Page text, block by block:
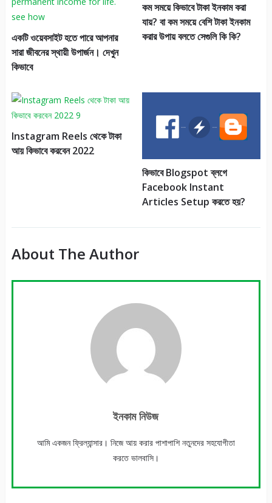
একটি ওয়েবসাইট হতে পারে আপনার
সারা জীবনের স্থায়ী উপার্জন। দেখুন
কিভাবে
কম সময়ে কিভাবে টাকা ইনকাম করা
যায়? বা কম সময়ে বেশি টাকা ইনকাম
করার উপায় বলতে সেগুলি কি কি?
Instagram Reels থেকে টাকা
আয় কিভাবে করবেন 2022
কিভাবে Blogspot ব্লগে
Facebook Instant
Articles Setup করতে হয়?
About The Author
ইনকাম নিউজ
আমি একজন ফ্রিল্যান্সার। নিজে আয় করার পাশাপাশি নতুনদের সহযোগীতা
করতে ভালবাসি।